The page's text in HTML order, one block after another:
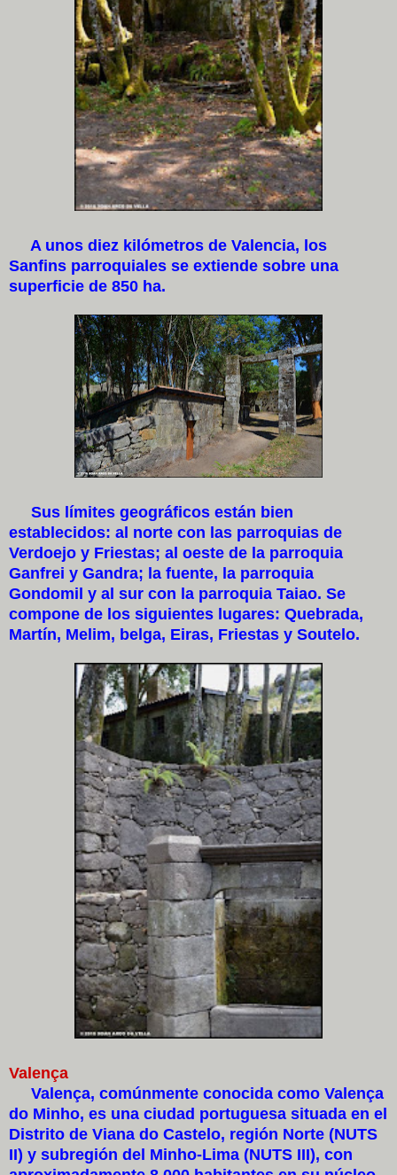
A unos diez kilómetros de Valencia, los
Sanfins parroquiales se extiende sobre una
superficie de 850 ha.
Sus límites geográficos están bien
establecidos: al norte con las parroquias de
Verdoejo y Friestas; al oeste de la parroquia
Ganfrei y Gandra; la fuente, la parroquia
Gondomil y al sur con la parroquia Taiao. Se
compone de los siguientes lugares: Quebrada,
Martín, Melim, belga, Eiras, Friestas y Soutelo.
Valença
Valença, comúnmente conocida como Valença
do Minho, es una ciudad portuguesa situada en el
Distrito de Viana do Castelo, región Norte (NUTS
II) y subregión del Minho-Lima (NUTS III), con